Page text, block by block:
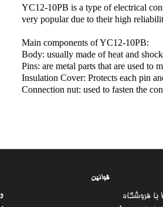
YC12-10PB is a type of electrical
very popular due to their high
Main components of YC12-10PB:
Body: usually made of heat and
Pins: are metal parts that are used to
Insulation Cover: Protects each pin
Connection nut: used to fasten the
قوانین
با فروشگاه